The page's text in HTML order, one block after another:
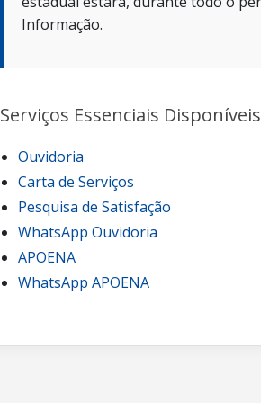
Informação.
Serviços Essenciais
Ouvidoria
Carta de Serviços
Pesquisa de Satisfação
WhatsApp Ouvidoria
APOENA
WhatsApp APOENA